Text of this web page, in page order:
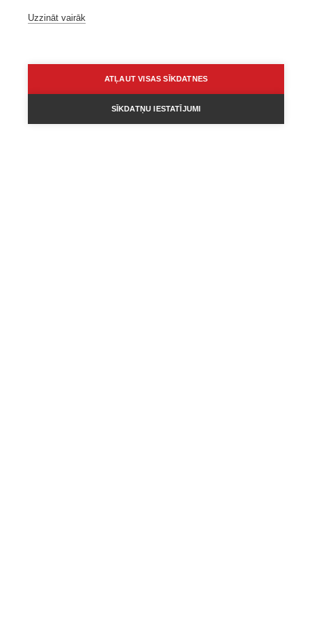
Uzzināt vairāk
ATĻAUT VISAS SĪKDATNES
SĪKDATŅU IESTATĪJUMI